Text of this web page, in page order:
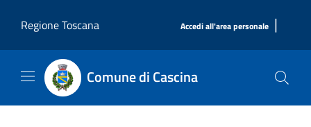
Regione Toscana
Accedi all'area personale |
Comune di Cascina